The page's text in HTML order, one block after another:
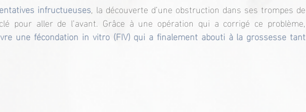
infructueuses, la découverte d’une obstruction dans ses trompes de
pour aller de l’avant. Grâce à une opération qui a corrigé ce problème,
une fécondation in vitro (FIV) qui a finalement abouti à la grossesse tant